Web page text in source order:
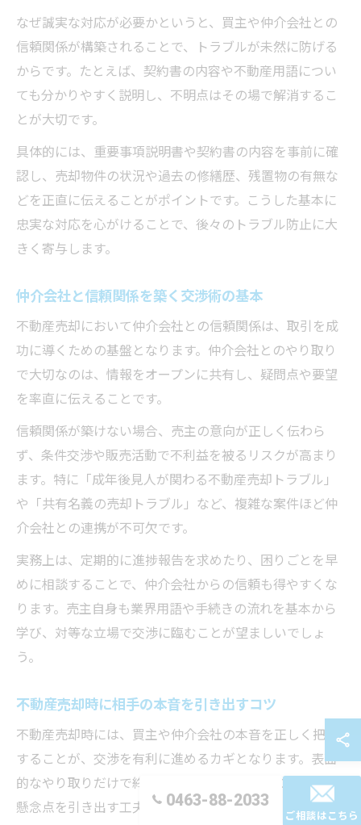
なぜ誠実な対応が必要かというと、買主や仲介会社との
信頼関係が構築されることで、トラブルが未然に防げる
からです。たとえば、契約書の内容や不動産用語につい
ても分かりやすく説明し、不明点はその場で解消するこ
とが大切です。
具体的には、重要事項説明書や契約書の内容を事前に確
認し、売却物件の状況や過去の修繕歴、残置物の有無な
どを正直に伝えることがポイントです。こうした基本に
忠実な対応を心がけることで、後々のトラブル防止に大
きく寄与します。
仲介会社と信頼関係を築く交渉術の基本
不動産売却において仲介会社との信頼関係は、取引を成
功に導くための基盤となります。仲介会社とのやり取り
で大切なのは、情報をオープンに共有し、疑問点や要望
を率直に伝えることです。
信頼関係が築けない場合、売主の意向が正しく伝わら
ず、条件交渉や販売活動で不利益を被るリスクが高まり
ます。特に「成年後見人が関わる不動産売却トラブル」
や「共有名義の売却トラブル」など、複雑な案件ほど仲
介会社との連携が不可欠です。
実務上は、定期的に進捗報告を求めたり、困りごとを早
めに相談することで、仲介会社からの信頼も得やすくな
ります。売主自身も業界用語や手続きの流れを基本から
学び、対等な立場で交渉に臨むことが望ましいでしょ
う。
不動産売却時に相手の本音を引き出すコツ
不動産売却時には、買主や仲介会社の本音を正しく把握
することが、交渉を有利に進めるカギとなります。表面
的なやり取りだけで終わらせず、相手の本当のニーズや
懸念点を引き出す工夫が必要です。
0463-88-2033
ご相談はこちら